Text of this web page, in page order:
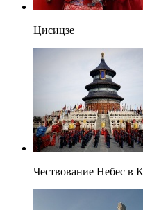
Цисицзе
Чествование Небес в